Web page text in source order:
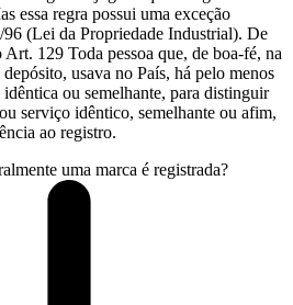
essa regra possui uma exceção
(Lei da Propriedade Industrial). De
129 Toda pessoa que, de boa-fé, na
usava no País, há pelo menos
idêntica ou semelhante, para distinguir
serviço idêntico, semelhante ou afim,
ao registro.
uma marca é registrada?